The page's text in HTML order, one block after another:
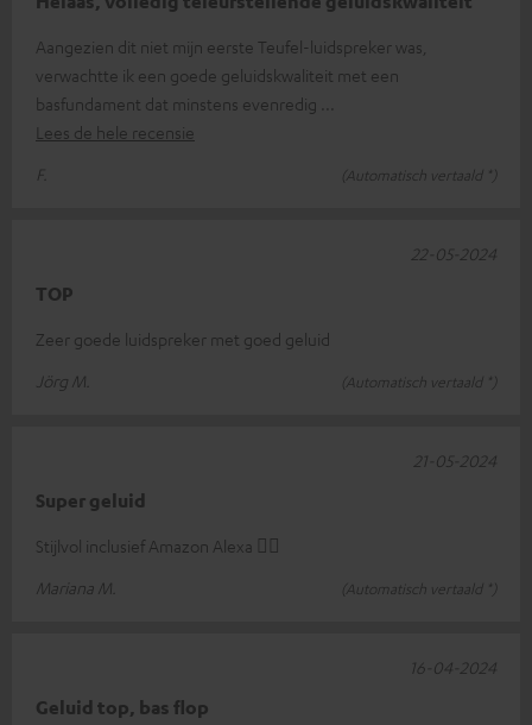
Aangezien dit niet mijn eerste Teufel-luidspreker was,
verwachtte ik een goede geluidskwaliteit met een
basfundament dat minstens evenredig
Lees de hele recensie
F.
(Automatisch vertaald *)
TOP
Zeer goede luidspreker met goed geluid
Jörg M.
(Automatisch vertaald *)
22-05-2024
Super geluid
Stijlvol inclusief Amazon Alexa 👍🏽
Mariana M.
(Automatisch vertaald *)
21-05-2024
Geluid top, bas flop
16-04-2024